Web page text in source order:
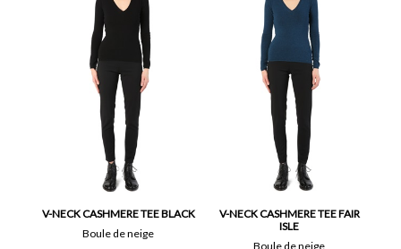
V-NECK CASHMERE TEE BLACK
Boule de neige
V-NECK CASHMERE TEE FAIR
ISLE
Boule de neige